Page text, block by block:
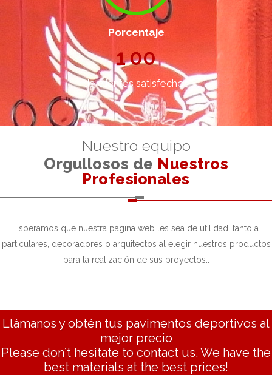
Porcentaje
100
de clientes satisfechos
Nuestro equipo
Orgullosos de Nuestros
Profesionales
Esperamos que nuestra página web les sea de utilidad, tanto a
particulares, decoradores o arquitectos al elegir nuestros productos
para la realización de sus proyectos..
Llámanos y obtén tus pavimentos deportivos al
mejor precio
Please don´t hesitate to contact us. We have the
best materials at the best prices!